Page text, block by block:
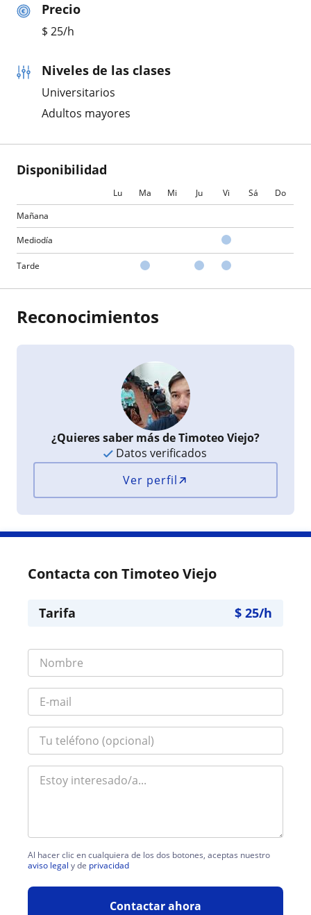
Precio
$ 25/h
Niveles de las clases
Universitarios
Adultos mayores
Disponibilidad
Lu Ma Mi Ju Vi Sá
Do
Mañana
Mediodía
Tarde
Reconocimientos
¿Quieres saber más de Timoteo Viejo?
Datos verificados
Ver perfil
Contacta con Timoteo Viejo
Tarifa $ 25/h
Al hacer clic en cualquiera de los dos botones, aceptas nuestro
aviso legal y de privacidad
Contactar ahora